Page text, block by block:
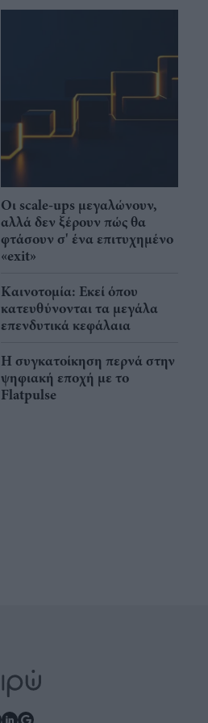
Οι scale-ups μεγαλώνουν,
αλλά δεν ξέρουν πώς θα
φτάσουν σ' ένα επιτυχημένο
«exit»
Καινοτομία: Εκεί όπου
κατευθύνονται τα μεγάλα
επενδυτικά κεφάλαια
Η συγκατοίκηση περνά στην
ψηφιακή εποχή με το
Flatpulse